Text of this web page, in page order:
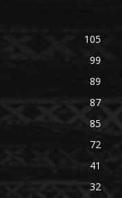
105
99
89
87
85
72
41
32